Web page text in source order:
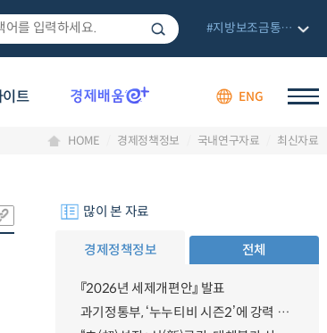
트 ENG
#지방보조금통합관리망
HOME 경제정책정보 국내연구자료 최신자료
많이 본 자료
경제정책정보 전체
『2026년 세제개편안』 발표
과기정통부, ‘누누티비 시즌2’에 강력 대응 의지 밝혀